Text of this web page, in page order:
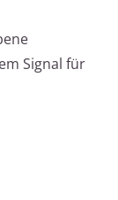
Signal für